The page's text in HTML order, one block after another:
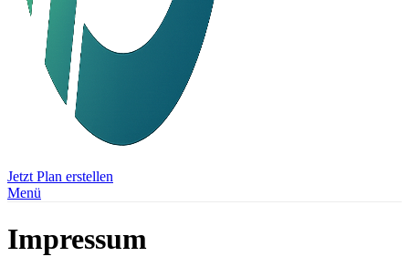
Jetzt Plan erstellen
Menü
Impressum